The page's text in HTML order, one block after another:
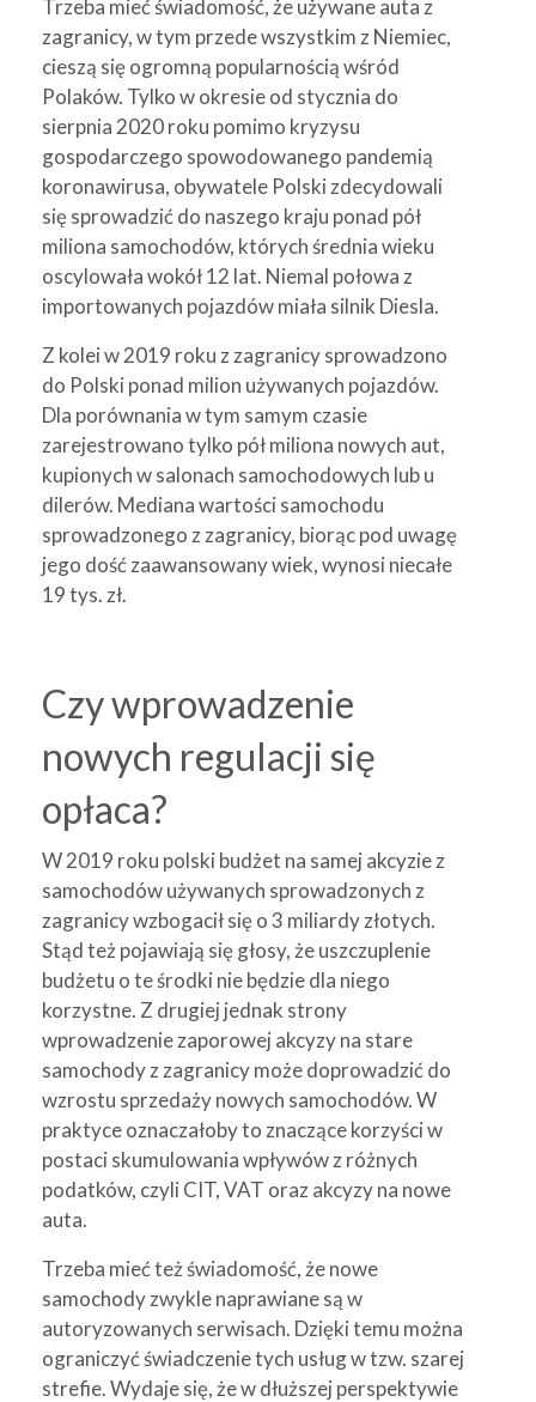
Trzeba mieć świadomość, że używane auta z
zagranicy, w tym przede wszystkim z Niemiec,
cieszą się ogromną popularnością wśród
Polaków. Tylko w okresie od stycznia do
sierpnia 2020 roku pomimo kryzysu
gospodarczego spowodowanego pandemią
koronawirusa, obywatele Polski zdecydowali
się sprowadzić do naszego kraju ponad pół
miliona samochodów, których średnia wieku
oscylowała wokół 12 lat. Niemal połowa z
importowanych pojazdów miała silnik Diesla.
Z kolei w 2019 roku z zagranicy sprowadzono
do Polski ponad milion używanych pojazdów.
Dla porównania w tym samym czasie
zarejestrowano tylko pół miliona nowych aut,
kupionych w salonach samochodowych lub u
dilerów. Mediana wartości samochodu
sprowadzonego z zagranicy, biorąc pod uwagę
jego dość zaawansowany wiek, wynosi niecałe
19 tys. zł.
Czy wprowadzenie
nowych regulacji się
opłaca?
W 2019 roku polski budżet na samej akcyzie z
samochodów używanych sprowadzonych z
zagranicy wzbogacił się o 3 miliardy złotych.
Stąd też pojawiają się głosy, że uszczuplenie
budżetu o te środki nie będzie dla niego
korzystne. Z drugiej jednak strony
wprowadzenie zaporowej akcyzy na stare
samochody z zagranicy może doprowadzić do
wzrostu sprzedaży nowych samochodów. W
praktyce oznaczałoby to znaczące korzyści w
postaci skumulowania wpływów z różnych
podatków, czyli CIT, VAT oraz akcyzy na nowe
auta.
Trzeba mieć też świadomość, że nowe
samochody zwykle naprawiane są w
autoryzowanych serwisach. Dzięki temu można
ograniczyć świadczenie tych usług w tzw. szarej
strefie. Wydaje się, że w dłuższej perspektywie